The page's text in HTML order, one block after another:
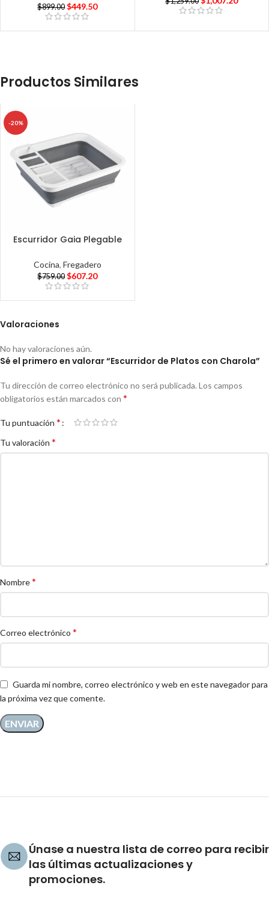
$899.00 $449.50
Productos Similares
-20%
Escurridor Gaia Plegable
Cocina, Fregadero
$759.00 $607.20
Valoraciones
No hay valoraciones aún.
Sé el primero en valorar “Escurridor de Platos con Charola”
Tu dirección de correo electrónico no será publicada. Los campos
obligatorios están marcados con *
Tu puntuación *
Tu valoración *
Nombre*
Correo electrónico *
Guarda mi nombre, correo electrónico y web en este navegador para
la próxima vez que comente.
Únase a nuestra lista de correo para recibir
las últimas actualizaciones y
promociones.